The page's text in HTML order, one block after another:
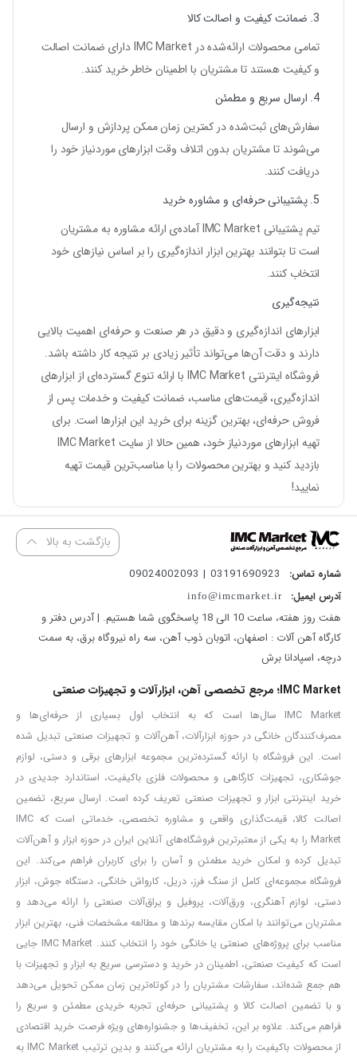
3. ضمانت کیفیت و اصالت کالا
تمامی محصولات ارائه‌شده در IMC Marketدارای ضمانت اصالت
و کیفیت هستند تا مشتریان با اطمینان خاطر خرید کنند.
4. ارسال سریع و مطمئن
سفارش‌های ثبت‌شده در کمترین زمان ممکن پردازش و ارسال
می‌شوند تا مشتریان بدون اتلاف وقت ابزارهای موردنیاز خود را
دریافت کنند.
5. پشتیبانی حرفه‌ای و مشاوره خرید
تیم پشتیبانی IMC Marketآماده‌ی ارائه مشاوره به مشتریان
است تا بتوانند بهترین ابزار اندازه‌گیری را بر اساس نیازهای خود
انتخاب کنند.
نتیجه‌گیری
ابزارهای اندازه‌گیری و دقیق در هر صنعت و حرفه‌ای اهمیت بالایی
دارند و دقت آن‌ها می‌تواند تأثیر زیادی بر نتیجه کار داشته باشد.
فروشگاه اینترنتی IMC Market با ارائه تنوع گسترده‌ای از ابزارهای
اندازه‌گیری، قیمت‌های مناسب، ضمانت کیفیت و خدمات پس از
فروش حرفه‌ای، بهترین گزینه برای خرید این ابزارها است. برای
تهیه ابزارهای موردنیاز خود، همین حالا از سایت IMC Market
بازدید کنید و بهترین محصولات را با مناسب‌ترین قیمت تهیه
نمایید!
بازگشت به بالا
شماره تماس: 03191690923 | 09024002093
آدرس ایمیل: info@imcmarket.ir
هفت روز هفته، ساعت 10 الی 18 پاسخگوی شما هستیم. | آدرس دفتر و
کارگاه آهن آلات : اصفهان، اتوبان ذوب آهن، سه راه نیروگاه برق، به سمت
درچه، اسپادانا برش
IMC Market؛ مرجع تخصصی آهن، ابزارآلات و تجهیزات صنعتی
IMC Market سال‌ها است که به انتخاب اول بسیاری از حرفه‌ای‌ها و
مصرف‌کنندگان خانگی در حوزه ابزارآلات، آهن‌آلات و تجهیزات صنعتی تبدیل شده
است. این فروشگاه با ارائه گسترده‌ترین مجموعه ابزارهای برقی و دستی، لوازم
جوشکاری، تجهیزات کارگاهی و محصولات فلزی باکیفیت، استاندارد جدیدی در
خرید اینترنتی ابزار و تجهیزات صنعتی تعریف کرده است. ارسال سریع، تضمین
اصالت کالا، قیمت‌گذاری واقعی و مشاوره تخصصی، خدماتی است که IMC
Market را به یکی از معتبرترین فروشگاه‌های آنلاین ایران در حوزه ابزار و آهن‌آلات
تبدیل کرده و امکان خرید مطمئن و آسان را برای کاربران فراهم می‌کند. این
فروشگاه مجموعه‌ای کامل از سنگ فرز، دریل، کارواش خانگی، دستگاه جوش، ابزار
دستی، لوازم آهنگری، ورق‌آلات، پروفیل و یراق‌آلات صنعتی را ارائه می‌دهد و
مشتریان می‌توانند با امکان مقایسه برندها و مطالعه مشخصات فنی، بهترین ابزار
مناسب برای پروژه‌های صنعتی یا خانگی خود را انتخاب کنند. IMC Market جایی
است که کیفیت صنعتی، اطمینان در خرید و دسترسی سریع به ابزار و تجهیزات با
هم جمع شده‌اند، سفارشات مشتریان را در کوتاه‌ترین زمان ممکن تحویل می‌دهد
و با تضمین اصالت کالا و پشتیبانی حرفه‌ای تجربه خریدی مطمئن و سریع را
فراهم می‌کند. علاوه بر این، تخفیف‌ها و جشنواره‌های ویژه فرصت خرید اقتصادی
از محصولات باکیفیت را به مشتریان ارائه می‌کنند و بدین ترتیب IMC Market به